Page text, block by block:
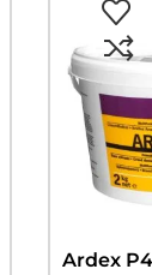
Ardex